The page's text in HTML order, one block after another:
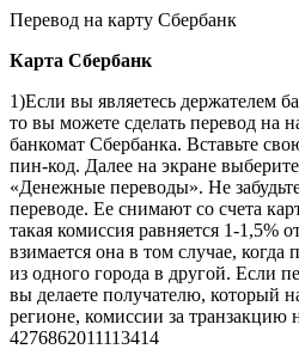
Перевод на карту Сбербанк
Карта Сбербанк
1)Если вы являетесь держателем
то вы можете сделать перевод на
банкомат Сбербанка. Вставьте
пин-код. Далее на экране
«Денежные переводы». Не
переводе. Ее снимают со счета
такая комиссия равняется 1-1,5%
взимается она в том случае, когда
из одного города в другой. Если
вы делаете получателю, который
регионе, комиссии за транзакцию
4276862011113414